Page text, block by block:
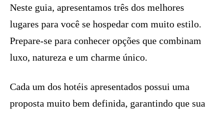
Neste guia, apresentamos três dos melhores
lugares para você se hospedar com muito estilo.
Prepare-se para conhecer opções que combinam
luxo, natureza e um charme único.
Cada um dos hotéis apresentados possui uma
proposta muito bem definida, garantindo que sua